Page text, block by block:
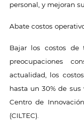
personal, y mejoran
Abate costos
Bajar los costos de
preocupaciones
actualidad, los
hasta un 30% de
Centro de
(CILTEC).